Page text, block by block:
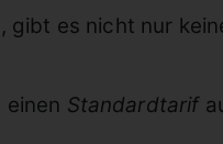
es nicht nur
einen Standardtarif